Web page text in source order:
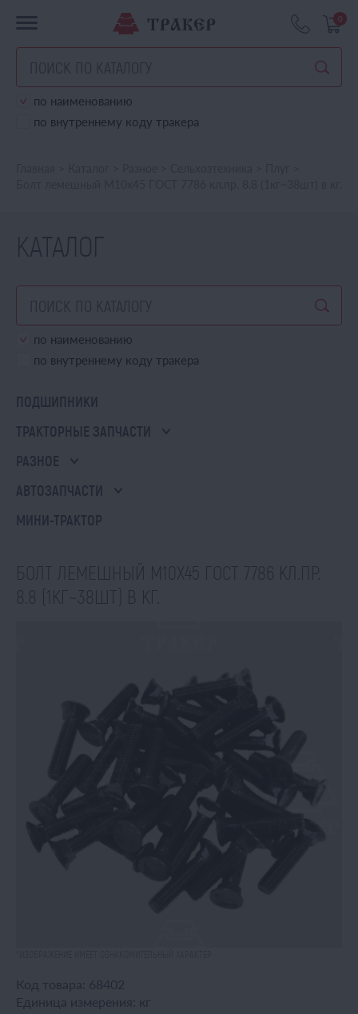
0
по наименованию
по внутреннему коду тракера
КАТАЛОГ
по наименованию
по внутреннему коду тракера
ПОДШИПНИКИ
ТРАКТОРНЫЕ ЗАПЧАСТИ
РАЗНОЕ
АВТОЗАПЧАСТИ
МИНИ-ТРАКТОР
БОЛТ ЛЕМЕШНЫЙ М10Х45 ГОСТ 7786 КЛ.ПР.
8.8 (1КГ~38ШТ) В КГ.
Код товара: 68402
Единица измерения:
кг